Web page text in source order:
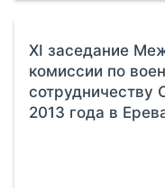
ХI заседание
комиссии по
сотрудничеству
2013 года в